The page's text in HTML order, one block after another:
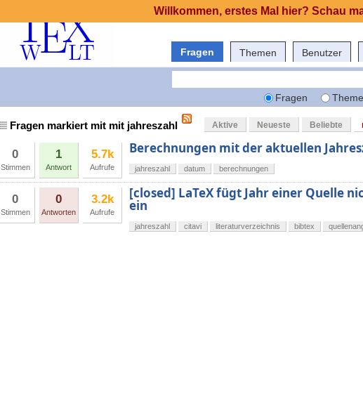
Fragen Themen Benutzer
Fragen
Fragen markiert mit mit jahreszahl Aktive Neueste Beliebte
0
Stimmen
1
Antwort
5.7k
Aufrufe
Berechnungen mit der aktuellen
jahreszahl datum berechnungen
0
Stimmen
0
Antworten
3.2k
Aufrufe
[closed] LaTeX fügt Jahr einer Quelle
ein
jahreszahl citavi literaturverzeichnis bibtex
Willkommen, erstes Mal hier? Schau